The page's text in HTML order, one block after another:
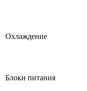
Охлаждение
Блоки питания